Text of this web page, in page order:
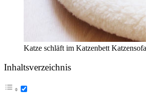
Katze schläft im Katzenbett
Inhaltsverzeichnis